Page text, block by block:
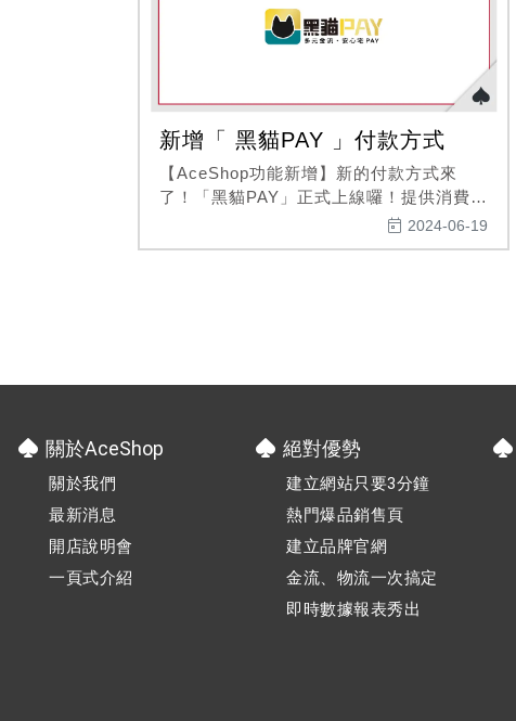
新增「 黑貓PAY 」付款方式
【AceShop功能新增】新的付款方式來
了！「黑貓PAY」正式上線囉！提供消費者
更多便利的付款方式『信用卡』、
『WebATM』、『超商代碼』，可提升相
2024-06-19
關於AceShop
關於我們
最新消息
開店說明會
一頁式介紹
絕對優勢
建立網站只要3分鐘
熱門爆品銷售頁
建立品牌官網
金流、物流一次搞定
即時數據報表秀出